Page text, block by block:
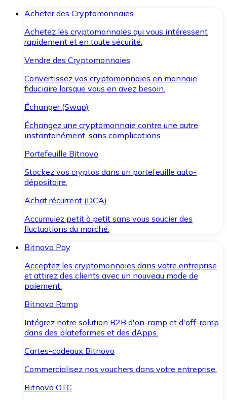
Acheter des Cryptomonnaies
Achetez les cryptomonnaies qui vous intéressent
rapidement et en toute sécurité.
Vendre des Cryptomonnaies
Convertissez vos cryptomonnaies en monnaie
fiduciaire lorsque vous en avez besoin.
Échanger (Swap)
Échangez une cryptomonnaie contre une autre
instantanément, sans complications.
Portefeuille Bitnovo
Stockez vos cryptos dans un portefeuille auto-
dépositaire.
Achat récurrent (DCA)
Accumulez petit à petit sans vous soucier des
fluctuations du marché.
Bitnovo Pay
Acceptez les cryptomonnaies dans votre entreprise
et attirez des clients avec un nouveau mode de
paiement.
Bitnovo Ramp
Intégrez notre solution B2B d'on-ramp et d'off-ramp
dans des plateformes et des dApps.
Cartes-cadeaux Bitnovo
Commercialisez nos vouchers dans votre entreprise.
Bitnovo OTC